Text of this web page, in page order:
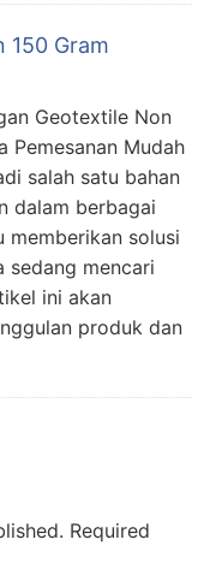
150 Gram
Geotextile Non
Pemesanan Mudah
salah satu bahan
dalam berbagai
memberikan solusi
sedang mencari
ini akan
produk dan
Required